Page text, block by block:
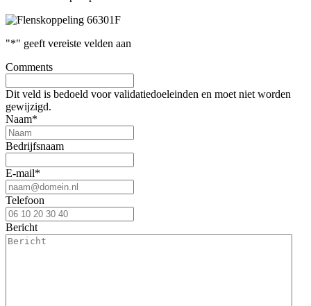
"*" geeft vereiste velden aan
Comments
Dit veld is bedoeld voor validatiedoeleinden en moet niet worden
gewijzigd.
Naam*
Bedrijfsnaam
E-mail*
Telefoon
Bericht